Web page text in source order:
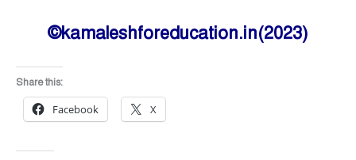
©kamaleshforeducation.in(2023)
Share this:
Facebook X